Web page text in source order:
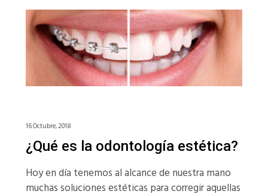
16 Octubre, 2018
¿Qué es la odontología estética?
Hoy en día tenemos al alcance de nuestra mano
muchas soluciones estéticas para corregir aquellas